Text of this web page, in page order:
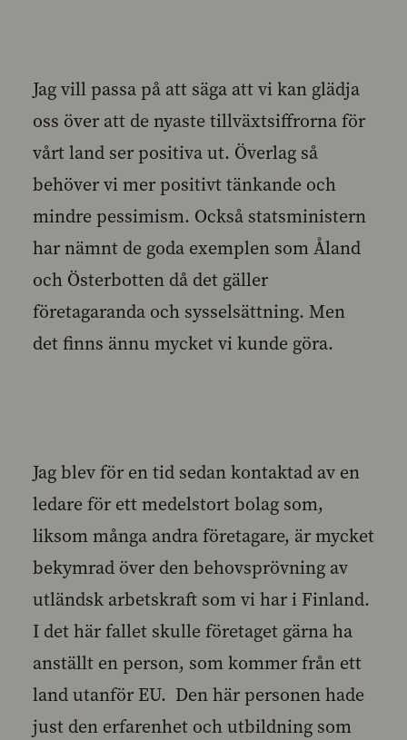
Jag vill passa på att säga att vi kan glädja
oss över att de nyaste tillväxtsiffrorna för
vårt land ser positiva ut. Överlag så
behöver vi mer positivt tänkande och
mindre pessimism. Också statsministern
har nämnt de goda exemplen som Åland
och Österbotten då det gäller
företagaranda och sysselsättning. Men
det finns ännu mycket vi kunde göra.
Jag blev för en tid sedan kontaktad av en
ledare för ett medelstort bolag som,
liksom många andra företagare, är mycket
bekymrad över den behovsprövning av
utländsk arbetskraft som vi har i Finland.
I det här fallet skulle företaget gärna ha
anställt en person, som kommer från ett
land utanför EU. Den här personen hade
just den erfarenhet och utbildning som